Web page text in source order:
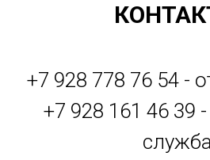
+7 928 778 76 54 -
+7 928 161 46 39
служба